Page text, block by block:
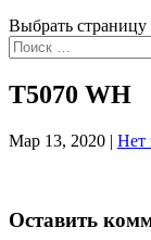
Выбрать страницу
T5070 WH
Мар 13, 2020 | Нет
Оставить